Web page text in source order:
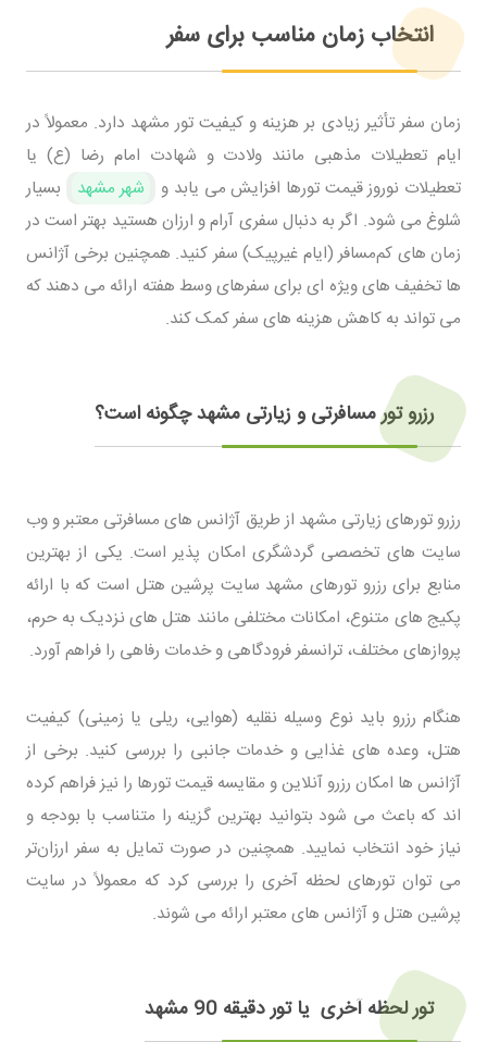
انتخاب زمان مناسب برای سفر
زمان سفر تأثیر زیادی بر هزینه و کیفیت تور مشهد دارد. معمولاً در
ایام تعطیلات مذهبی مانند ولادت و شهادت امام رضا (ع) یا
تعطیلات نوروز قیمت تورها افزایش می ‌یابد و
شهر مشهد
بسیار
شلوغ می ‌شود. اگر به دنبال سفری آرام و ارزان هستید بهتر است در
زمان ‌های کم‌مسافر (ایام غیرپیک) سفر کنید. همچنین برخی آژانس‌
ها تخفیف‌ های ویژه ‌ای برای سفرهای وسط هفته ارائه می ‌دهند که
می‌ تواند به کاهش هزینه‌ های سفر کمک کند.
رزرو تور مسافرتی و زیارتی مشهد چگونه است؟
رزرو تورهای زیارتی مشهد از طریق آژانس‌ های مسافرتی معتبر و وب
‌سایت ‌های تخصصی گردشگری امکان ‌پذیر است. یکی از بهترین
منابع برای رزرو تورهای مشهد سایت پرشین هتل است که با ارائه
پکیج‌ های متنوع، امکانات مختلفی مانند هتل ‌های نزدیک به حرم،
پروازهای مختلف، ترانسفر فرودگاهی و خدمات رفاهی را فراهم آورد.
هنگام رزرو باید نوع وسیله نقلیه (هوایی، ریلی یا زمینی) کیفیت
هتل، وعده‌ های غذایی و خدمات جانبی را بررسی کنید. برخی از
آژانس ‌ها امکان رزرو آنلاین و مقایسه قیمت تورها را نیز فراهم کرده
‌اند که باعث می ‌شود بتوانید بهترین گزینه را متناسب با بودجه و
نیاز خود انتخاب نمایید. همچنین در صورت تمایل به سفر ارزان‌تر
می ‌توان تورهای لحظه آخری را بررسی کرد که معمولاً در سایت
پرشین هتل و آژانس‌ های معتبر ارائه می ‌شوند.
تور لحظه آخری یا تور دقیقه 90 مشهد